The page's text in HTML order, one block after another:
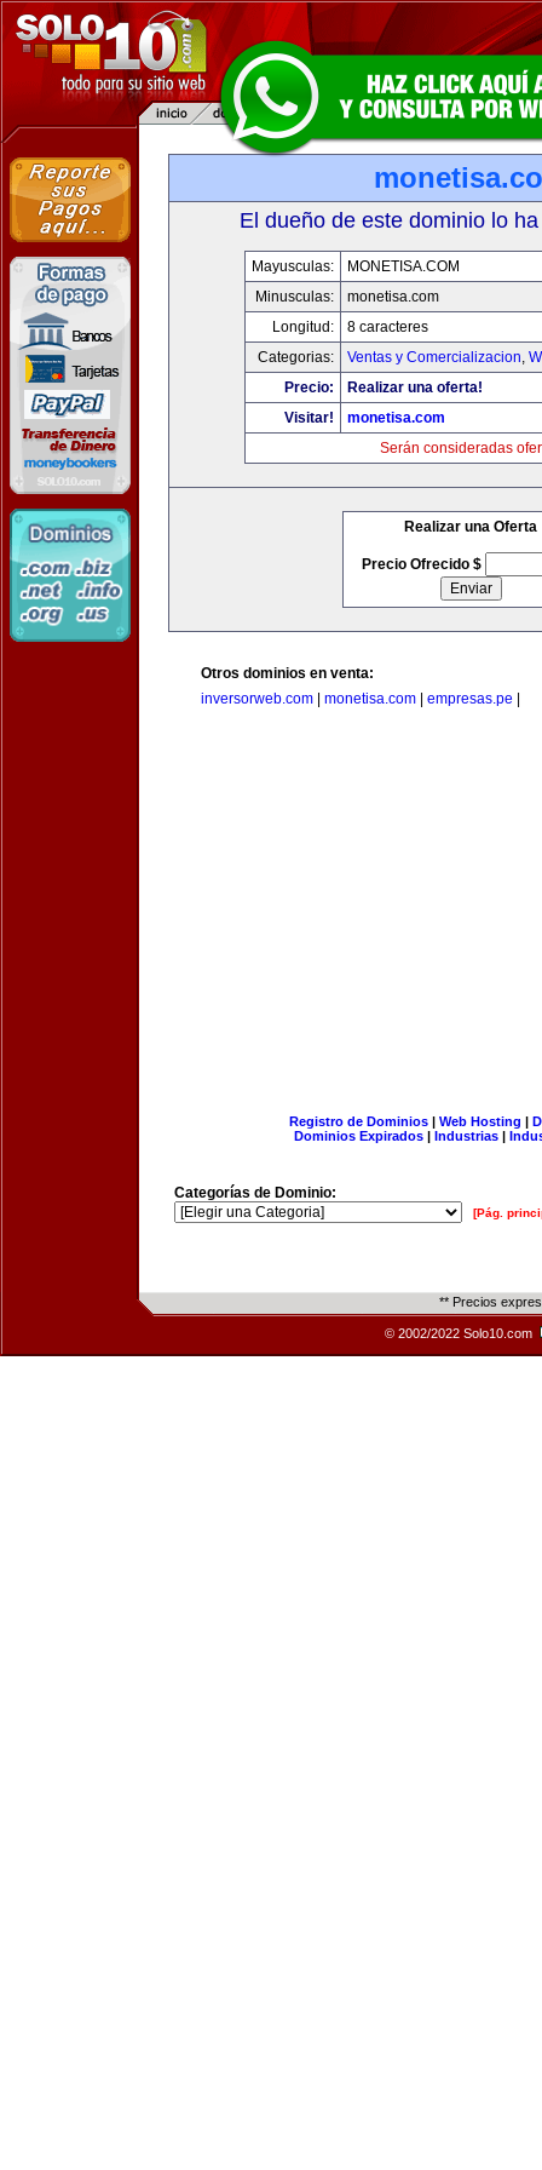
El dueño de este dominio lo
Mayusculas:
MONETISA.COM
Minusculas:
monetisa.com
Longitud:
8 caracteres
Categorias:
Ventas y Comercializacion,
Precio:
Realizar una oferta!
Visitar!
monetisa.com
Serán consideradas
Realizar una Oferta
Precio Ofrecido $
Otros dominios en venta:
inversorweb.com
monetisa.com empresas.pe
Registro de Dominios| Web Hosting |
Dominios Expirados | Industrias |
Categorías de Dominio:
[Pág.
** Precios
© 2002/2022 Solo10.com